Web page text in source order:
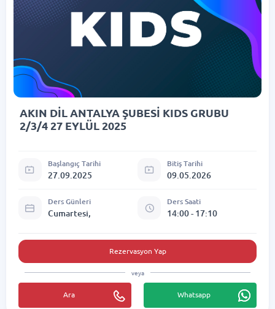
AKIN DİL ANTALYA ŞUBESİ KIDS GRUBU
2/3/4 27 EYLÜL 2025
Başlangıç Tarihi
27.09.2025
Bitiş Tarihi
09.05.2026
Ders Günleri
Cumartesi,
Ders Saati
14:00 - 17:10
Rezervasyon Yap
veya
Ara Whatsapp